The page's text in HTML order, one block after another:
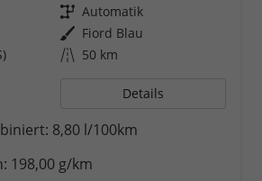
Getriebe Automatik
Außenfarbe Fiord Blau
Kilometerstand 50 km
Details
8,80 l/100km
198,00 g/km